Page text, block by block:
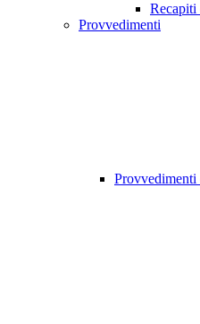
Recapiti
Provvedimenti